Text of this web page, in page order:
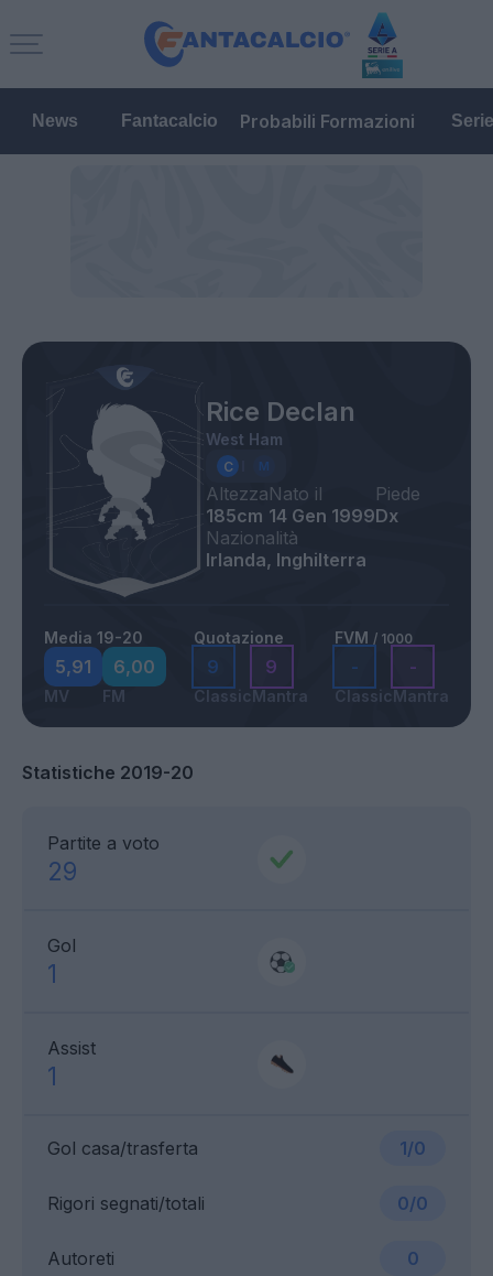
News Fantacalcio Probabili Formazioni
Rice Declan
West Ham
Altezza
185cm
Nato il
14 Gen 1999
Piede
Dx
Nazionalità
Irlanda, Inghilterra
Media 19-20
5,91
MV
6,00
FM
Quotazione
9
Classic
9
Mantra
FVM / 1000
-
Classic
-
Mantra
Statistiche 2019-20
Partite a voto
29
Gol
1
Assist
1
Gol casa/trasferta 1/0
Rigori segnati/totali 0/0
Autoreti 0